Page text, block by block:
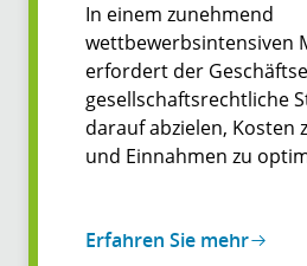
In einem zunehmend
wettbewerbsintensiven
erfordert der
gesellschaftsrechtliche
darauf abzielen, Kosten
und Einnahmen zu
Erfahren Sie mehr